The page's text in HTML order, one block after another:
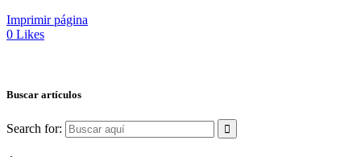
Imprimir página
0 Likes
Buscar artículos
Search for: